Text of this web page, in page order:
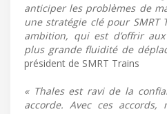
anticiper les problèmes de
une stratégie clé pour SMRT
ambition, qui est d’offrir
plus grande fluidité de
président de SMRT Trains
« Thales est ravi de la
accorde. Avec ces